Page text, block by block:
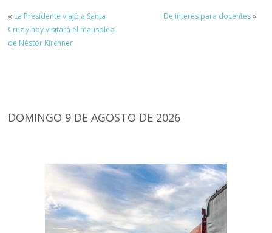
« La Presidente viajó a Santa
Cruz y hoy visitará el mausoleo
de Néstor Kirchner
De interés para docentes»
DOMINGO 9 DE AGOSTO DE 2026